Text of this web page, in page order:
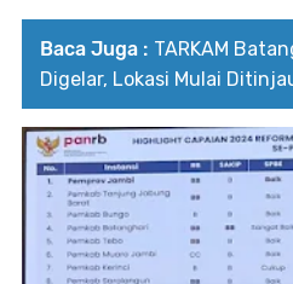
Baca Juga : TARKAM
Digelar, Lokasi Mulai